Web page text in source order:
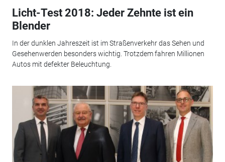
Licht-Test 2018: Jeder Zehnte ist ein
Blender
In der dunklen Jahreszeit ist im Straßenverkehr das Sehen und
Gesehenwerden besonders wichtig. Trotzdem fahren Millionen
Autos mit defekter Beleuchtung.